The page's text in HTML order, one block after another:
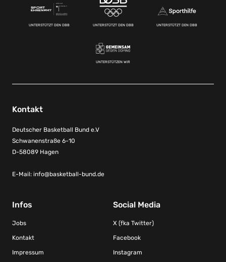
UNTERSTÜTZT DEN DBB UNTERSTÜTZT DEN DBB UNTERSTÜTZT DEN DBB
UNTERSTÜTZEN WIR
Kontakt
Deutscher Basketball Bund e.V
Schwanenstraße 6-10
D-58089 Hagen
E-Mail: info@basketball-bund.de
Infos
Jobs
Kontakt
Impressum
Social Media
X (fka Twitter)
Facebook
Instagram